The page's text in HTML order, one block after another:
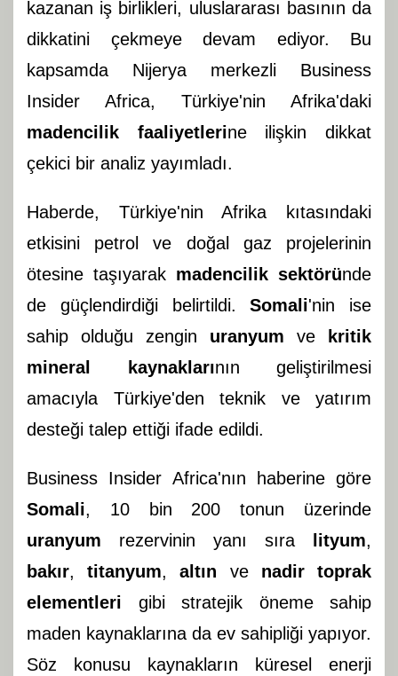
kazanan iş birlikleri, uluslararası basının da
dikkatini çekmeye devam ediyor. Bu
kapsamda Nijerya merkezli Business
Insider Africa, Türkiye'nin Afrika'daki
madencilik faaliyetlerine ilişkin dikkat
çekici bir analiz yayımladı.
Haberde, Türkiye'nin Afrika kıtasındaki
etkisini petrol ve doğal gaz projelerinin
ötesine taşıyarak madencilik sektöründe
de güçlendirdiği belirtildi.Somali'nin ise
sahip olduğu zengin uranyum ve
kritik
mineral kaynaklarının geliştirilmesi
amacıyla Türkiye'den teknik ve yatırım
desteği talep ettiği ifade edildi.
Business Insider Africa'nın haberine göre
Somali, 10 bin 200 tonun üzerinde
uranyum rezervinin yanı sıra lityum,
bakır,titanyum,altın ve nadir toprak
elementleri gibi stratejik öneme sahip
maden kaynaklarına da ev sahipliği yapıyor.
Söz konusu kaynakların küresel enerji